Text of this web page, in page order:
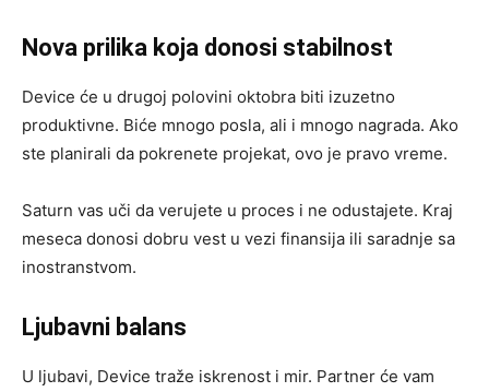
Nova prilika koja donosi stabilnost
Device će u drugoj polovini oktobra biti izuzetno
produktivne. Biće mnogo posla, ali i mnogo nagrada. Ako
ste planirali da pokrenete projekat, ovo je pravo vreme.
Saturn vas uči da verujete u proces i ne odustajete. Kraj
meseca donosi dobru vest u vezi finansija ili saradnje sa
inostranstvom.
Ljubavni balans
U ljubavi, Device traže iskrenost i mir. Partner će vam